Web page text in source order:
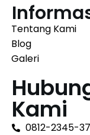
Tentang Kami
Blog
Galeri
Kami
0812-2345-